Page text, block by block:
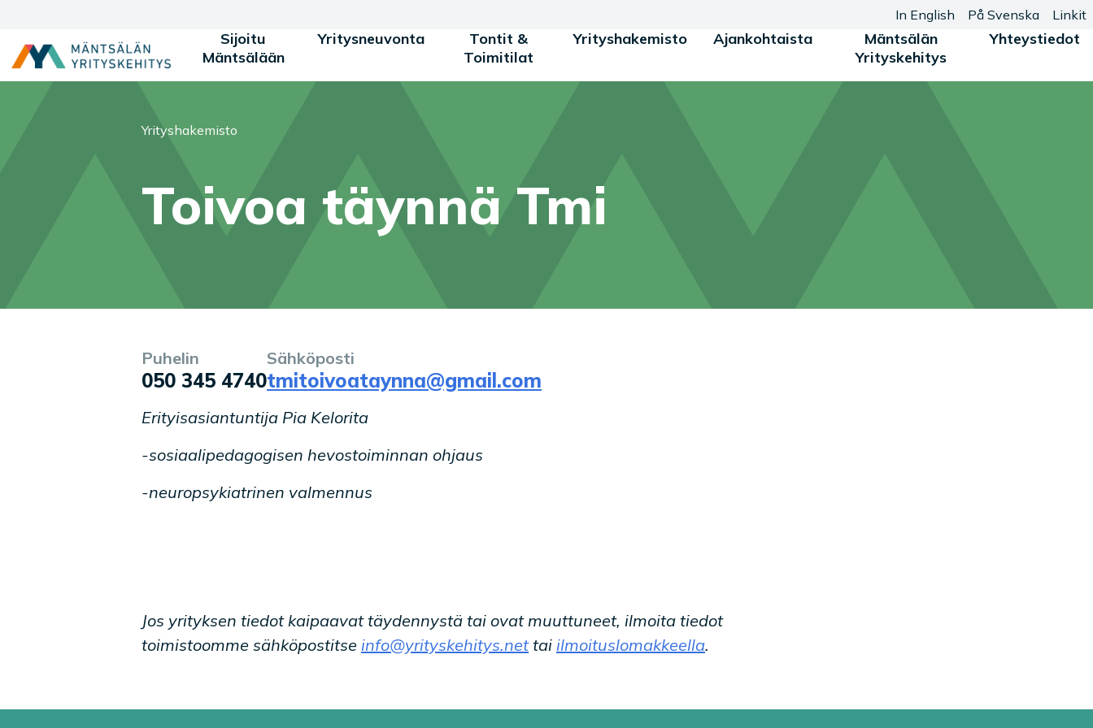
Sijoitu
Mäntsälään
Yritysneuvonta
Tontit &
Toimitilat
Yrityshakemisto Ajankohtaista
Mäntsälän
Yrityskehitys
Yhteystiedot
In English På Svenska Linkit
Olet tässä:
Yrityshakemisto
Toivoa täynnä Tmi
Yrityksen tiedot
Puhelin
050 345 4740
Sähköposti
tmitoivoataynna@gmail.com
Palvelukuvaus
Erityisasiantuntija Pia Kelorita
-sosiaalipedagogisen hevostoiminnan ohjaus
-neuropsykiatrinen valmennus
Jos yrityksen tiedot kaipaavat täydennystä tai ovat muuttuneet, ilmoita tiedot
toimistoomme sähköpostitse info@yrityskehitys.nettai ilmoituslomakkeella.